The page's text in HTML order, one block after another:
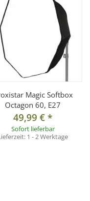
5500K oder
(Herstellerangabe)
in geschlossenen
Magic Softbox
Octagon 60, E27
49,99 €*
Sofort lieferbar
1 - 2 Werktage